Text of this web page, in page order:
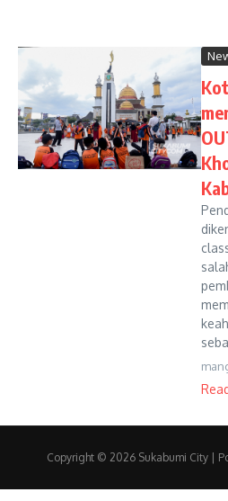
Copyright © 2026 Sukabumi City |